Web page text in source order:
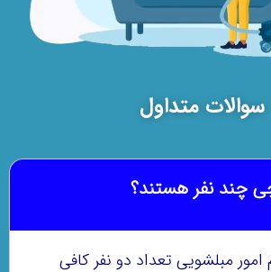
سوالات متداول
چند نفر هستند؟
امور مبلشویی تعداد دو نفر کافی